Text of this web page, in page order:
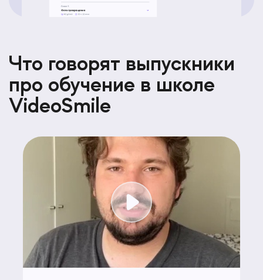
Что говорят выпускники
про обучение в школе
VideoSmile